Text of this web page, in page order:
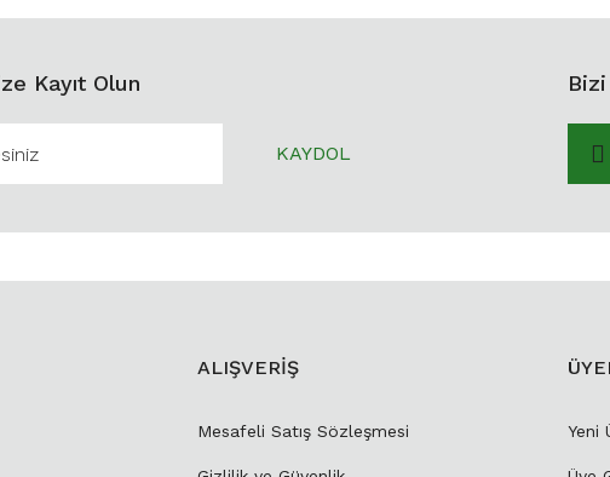
Kayıt Olun
KAYDOL
ALIŞVERİŞ
Mesafeli Satış Sözleşmesi Yeni